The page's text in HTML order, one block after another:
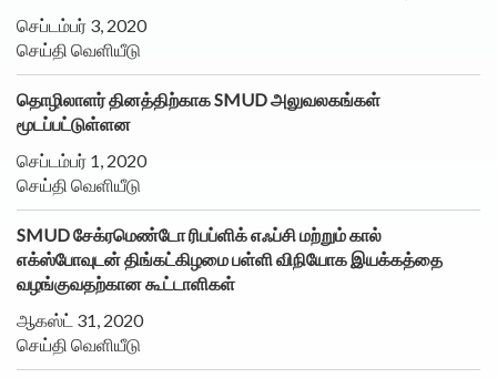
செப்டம்பர் 3, 2020
செய்தி வெளியீடு
தொழிலாளர் தினத்திற்காக SMUD அலுவலகங்கள்
மூடப்பட்டுள்ளன
செப்டம்பர் 1, 2020
செய்தி வெளியீடு
SMUD சேக்ரமெண்டோ ரிபப்ளிக் எஃப்சி மற்றும் கால்
எக்ஸ்போவுடன் திங்கட்கிழமை பள்ளி விநியோக இயக்கத்தை
வழங்குவதற்கான கூட்டாளிகள்
ஆகஸ்ட் 31, 2020
செய்தி வெளியீடு